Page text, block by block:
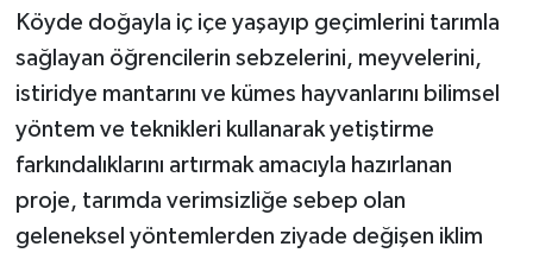
Köyde doğayla iç içe yaşayıp geçimlerini tarımla
sağlayan öğrencilerin sebzelerini, meyvelerini,
istiridye mantarını ve kümes hayvanlarını bilimsel
yöntem ve teknikleri kullanarak yetiştirme
farkındalıklarını artırmak amacıyla hazırlanan
proje, tarımda verimsizliğe sebep olan
geleneksel yöntemlerden ziyade değişen iklim